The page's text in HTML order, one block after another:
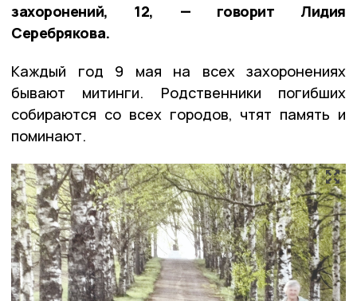
захоронений, 12, — говорит Лидия
Серебрякова.
Каждый год 9 мая на всех захоронениях
бывают митинги. Родственники погибших
собираются со всех городов, чтят память и
поминают.